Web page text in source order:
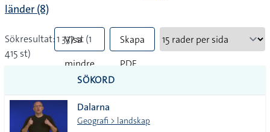
länder (8)
Sökresultat: 1 337 st (1
415 st)
Visa
mindre
tecken
Skapa
PDF
SÖKORD
Dalarna
Geografi > landskap